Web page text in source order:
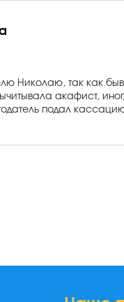
Николаю, так как
акафист,
подал